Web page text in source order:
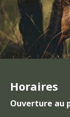
Horaires
Ouverture au